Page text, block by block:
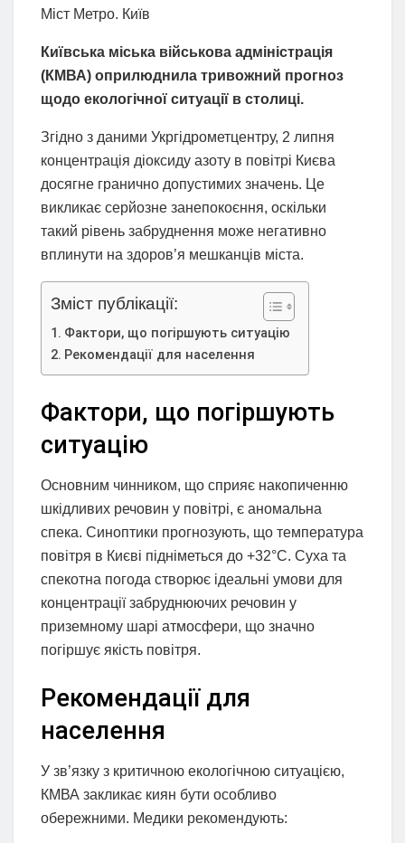
Міст Метро. Київ
Київська міська військова адміністрація
(КМВА) оприлюднила тривожний прогноз
щодо екологічної ситуації в столиці.
Згідно з даними Укргідрометцентру, 2 липня
концентрація діоксиду азоту в повітрі Києва
досягне гранично допустимих значень. Це
викликає серйозне занепокоєння, оскільки
такий рівень забруднення може негативно
вплинути на здоров’я мешканців міста.
Зміст публікації:
Фактори, що погіршують ситуацію
Рекомендації для населення
Фактори, що погіршують
ситуацію
Основним чинником, що сприяє накопиченню
шкідливих речовин у повітрі, є аномальна
спека. Синоптики прогнозують, що температура
повітря в Києві підніметься до +32°C. Суха та
спекотна погода створює ідеальні умови для
концентрації забруднюючих речовин у
приземному шарі атмосфери, що значно
погіршує якість повітря.
Рекомендації для
населення
У зв’язку з критичною екологічною ситуацією,
КМВА закликає киян бути особливо
обережними. Медики рекомендують: